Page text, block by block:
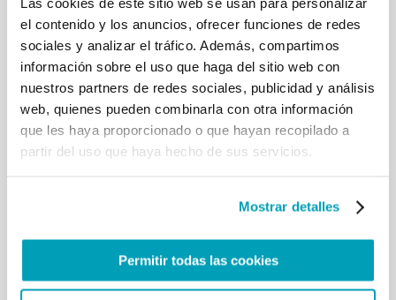
el contenido y los anuncios, ofrecer funciones de redes
sociales y analizar el tráfico. Además, compartimos
información sobre el uso que haga del sitio web con
nuestros partners de redes sociales, publicidad y análisis
web, quienes pueden combinarla con otra información
que les haya proporcionado o que hayan recopilado a
partir del uso que haya hecho de sus servicios.
Mostrar detalles
Permitir todas las cookies
Permítanme, hermanos y hermanas, que exprese
uno de mis sueños. Que ustedes
migrantes, después de haber experimentado una
acogida rica de humanidad y
fraternidad, puedan llegar a ser en primera persona
testigos y animadores de
acogida y de fraternidad. Aquí y donde Dios quiera,
donde la Providencia guíe
vuestros pasos. Este es el sueño que deseo
las manos de Dios. Porque lo que es imposible para
Él. Considero muy importante que en el mundo de
hoy los migrantes se conviertan
una vida digna y fraterna. Son